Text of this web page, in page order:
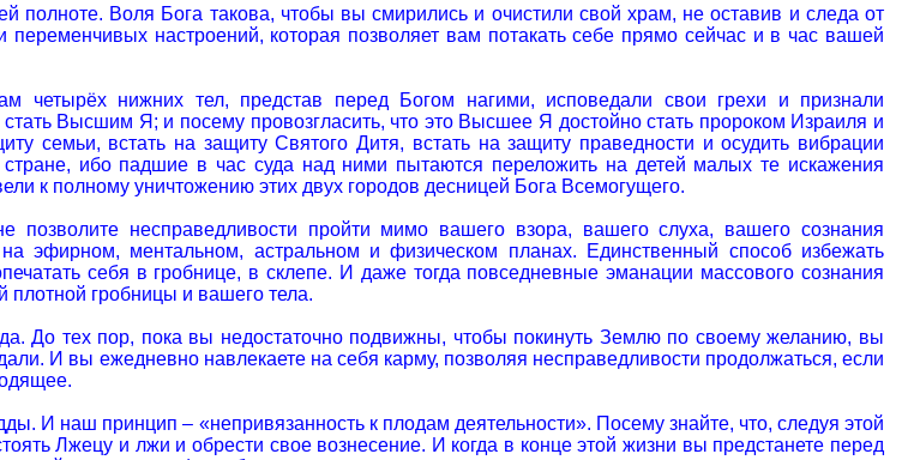
полноте. Воля Бога такова, чтобы вы смирились и очистили свой храм, не оставив и следа от
настроений, которая позволяет вам потакать себе прямо сейчас и в час вашей
четырёх нижних тел, представ перед Богом нагими, исповедали свои грехи и признали
Высшим Я; и посему провозгласить, что это Высшее Я достойно стать пророком Израиля и
семьи, встать на защиту Святого Дитя, встать на защиту праведности и осудить вибрации
ибо падшие в час суда над ними пытаются переложить на детей малых те искажения
к полному уничтожению этих двух городов десницей Бога Всемогущего.
несправедливости пройти мимо вашего взора, вашего слуха, вашего сознания
на эфирном, ментальном, астральном и физическом планах. Единственный способ избежать
себя в гробнице, в склепе. И даже тогда повседневные эманации массового сознания
гробницы и вашего тела.
До тех пор, пока вы недостаточно подвижны, чтобы покинуть Землю по своему желанию, вы
И вы ежедневно навлекаете на себя карму, позволяя несправедливости продолжаться, если
И наш принцип – «непривязанность к плодам деятельности». Посему знайте, что, следуя этой
Лжецу и лжи и обрести свое вознесение. И когда в конце этой жизни вы предстанете перед